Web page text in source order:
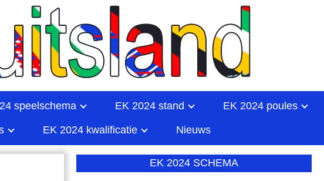
speelschema EK 2024 stand EK 2024 poules
EK 2024 kwalificatie Nieuws
EK 2024 SCHEMA